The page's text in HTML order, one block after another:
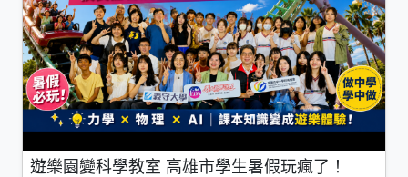
遊樂園變科學教室 高雄市學生暑假玩瘋了！